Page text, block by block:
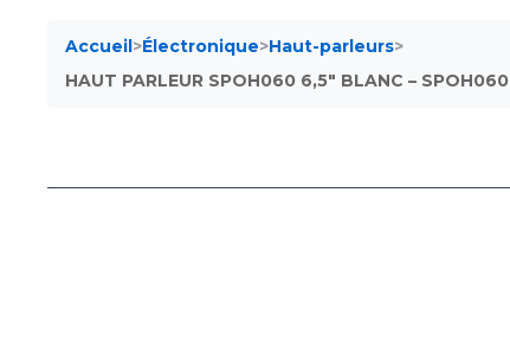
Accueil>Électronique>Haut-parleurs>
HAUT PARLEUR SPOH060 6,5″ BLANC – SPOH060